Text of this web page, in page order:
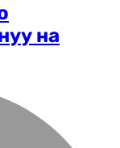
на